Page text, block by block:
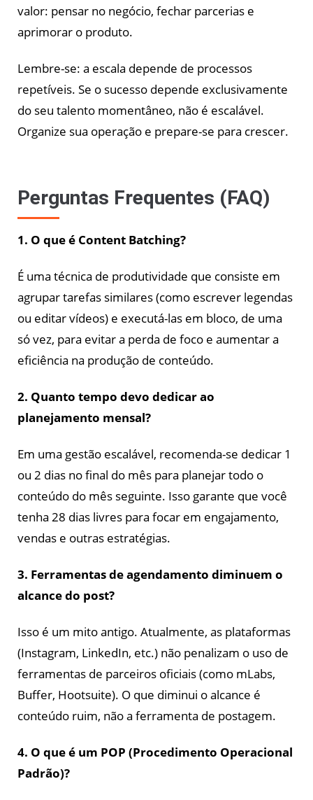
valor: pensar no negócio, fechar parcerias e
aprimorar o produto.
Lembre-se: a escala depende de processos
repetíveis. Se o sucesso depende exclusivamente
do seu talento momentâneo, não é escalável.
Organize sua operação e prepare-se para crescer.
Perguntas Frequentes (FAQ)
1. O que é Content Batching?
É uma técnica de produtividade que consiste em
agrupar tarefas similares (como escrever legendas
ou editar vídeos) e executá-las em bloco, de uma
só vez, para evitar a perda de foco e aumentar a
eficiência na produção de conteúdo.
2. Quanto tempo devo dedicar ao
planejamento mensal?
Em uma gestão escalável, recomenda-se dedicar 1
ou 2 dias no final do mês para planejar todo o
conteúdo do mês seguinte. Isso garante que você
tenha 28 dias livres para focar em engajamento,
vendas e outras estratégias.
3. Ferramentas de agendamento diminuem o
alcance do post?
Isso é um mito antigo. Atualmente, as plataformas
(Instagram, LinkedIn, etc.) não penalizam o uso de
ferramentas de parceiros oficiais (como mLabs,
Buffer, Hootsuite). O que diminui o alcance é
conteúdo ruim, não a ferramenta de postagem.
4. O que é um POP (Procedimento Operacional
Padrão)?